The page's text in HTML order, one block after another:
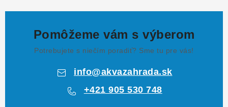
Pomôžeme vám s výberom
Potrebujete s niečím poradiť? Sme tu pre vás!
info@akvazahrada.sk
+421 905 530 748